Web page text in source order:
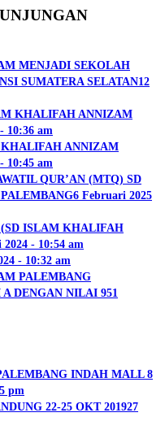
MENJADI SEKOLAH
SUMATERA SELATAN12
KHALIFAH ANNIZAM
10:36 am
KHALIFAH ANNIZAM
10:45 am
QUR’AN (MTQ) SD
6 Februari 2025
ISLAM KHALIFAH
2024 - 10:54 am
- 10:32 am
PALEMBANG
DENGAN NILAI 951
INDAH MALL 8
pm
22-25 OKT 201927